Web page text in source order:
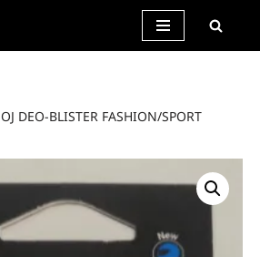
OJ DEO-BLISTER FASHION/SPORT